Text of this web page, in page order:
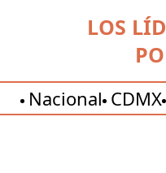
LOS
Nacional CDMX